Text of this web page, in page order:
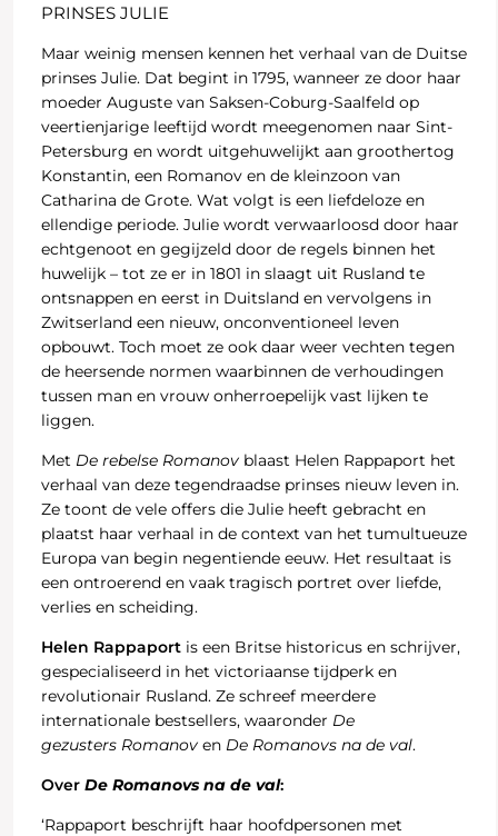
PRINSES JULIE
Maar weinig mensen kennen het verhaal van de Duitse
prinses Julie. Dat begint in 1795, wanneer ze door haar
moeder Auguste van Saksen-Coburg-Saalfeld op
veertienjarige leeftijd wordt meegenomen naar Sint-
Petersburg en wordt uitgehuwelijkt aan groothertog
Konstantin, een Romanov en de kleinzoon van
Catharina de Grote. Wat volgt is een liefdeloze en
ellendige periode. Julie wordt verwaarloosd door haar
echtgenoot en gegijzeld door de regels binnen het
huwelijk – tot ze er in 1801 in slaagt uit Rusland te
ontsnappen en eerst in Duitsland en vervolgens in
Zwitserland een nieuw, onconventioneel leven
opbouwt. Toch moet ze ook daar weer vechten tegen
de heersende normen waarbinnen de verhoudingen
tussen man en vrouw onherroepelijk vast lijken te
liggen.
Met De rebelse Romanov blaast Helen Rappaport het
verhaal van deze tegendraadse prinses nieuw leven in.
Ze toont de vele offers die Julie heeft gebracht en
plaatst haar verhaal in de context van het tumultueuze
Europa van begin negentiende eeuw. Het resultaat is
een ontroerend en vaak tragisch portret over liefde,
verlies en scheiding.
Helen Rappaport is een Britse historicus en schrijver,
gespecialiseerd in het victoriaanse tijdperk en
revolutionair Rusland. Ze schreef meerdere
internationale bestsellers, waaronder De
gezusters Romanov en De Romanovs na de val.
Over De Romanovs na de val:
‘Rappaport beschrijft haar hoofdpersonen met